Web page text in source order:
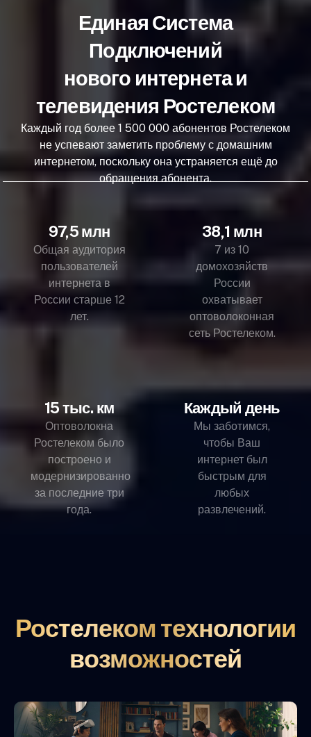
Единая Система
Подключений
нового интернета и
телевидения Ростелеком
Каждый год более 1 500 000 абонентов Ростелеком
не успевают заметить проблему с домашним
интернетом, поскольку она устраняется ещё до
обращения абонента.
97,5 млн
Общая аудитория
пользователей
интернета в
России старше 12
лет.
38,1 млн
7 из 10
домохозяйств
России
охватывает
оптоволоконная
сеть Ростелеком.
15 тыс. км
Оптоволокна
Ростелеком было
построено и
модернизированно
за последние три
года.
Каждый день
Мы заботимся,
чтобы Ваш
интернет был
быстрым для
любых
развлечений.
Ростелеком технологии
возможностей